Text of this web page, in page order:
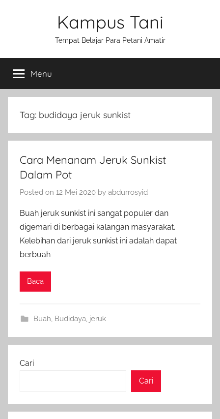
Kampus Tani
Tempat Belajar Para Petani Amatir
Menu
Tag: budidaya jeruk sunkist
Cara Menanam Jeruk Sunkist
Dalam Pot
Posted on 12 Mei 2020 by abdurrosyid
Buah jeruk sunkist ini sangat populer dan
digemari di berbagai kalangan masyarakat.
Kelebihan dari jeruk sunkist ini adalah dapat
berbuah
Baca
Buah Budidaya jeruk
Cari
Cari